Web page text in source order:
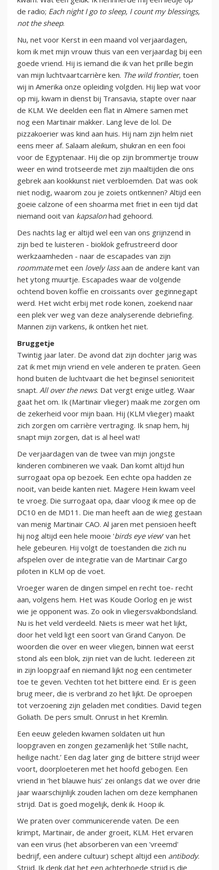
de radio; Each night I go to sleep, I count my blessings,
not the sheep.
Nu, net voor Kerst in een maand vol verjaardagen,
kom ik met mijn vrouw thuis van een verjaardag bij een
goede vriend. Hij is iemand die ik van het prille begin
van mijn luchtvaartcarrière ken. The wild frontier, toen
wij in Amerika onze opleiding volgden. Hij liep wat voor
op mij, kwam in dienst bij Transavia, stapte over naar
de KLM. We deelden een flat in Almere samen met
nog een Martinair makker. Lang leve de lol. De
pizzakoerier was kind aan huis. Hij nam zijn helm niet
eens meer af. Salaam aleikum, shukran en een fooi
voor de Egyptenaar. Hij die op zijn brommertje trouw
weer en wind trotseerde met zijn maaltijden die ons
gebrek aan kookkunst niet verbloemden. Dat was ook
niet nodig, waarom zou je zoiets ontkennen? Altijd een
goeie calzone of een shoarma met friet in een tijd dat
niemand ooit van kapsalonhad gehoord.
Des nachts lag er altijd wel een van ons grijnzend in
zijn bed te luisteren - bioklok gefrustreerd door
werkzaamheden - naar de escapades van zijn
roommatemet een lovely lassaan de andere kant van
het ytong muurtje. Escapades waar de volgende
ochtend boven koffie en croissants over geginnegapt
werd. Het wicht erbij met rode konen, zoekend naar
een plek ver weg van deze analyserende debriefing.
Mannen zijn varkens, ik ontken het niet.
Bruggetje
Twintig jaar later. De avond dat zijn dochter jarig was
zat ik met mijn vriend en vele anderen te praten. Geen
hond buiten de luchtvaart die het beginsel senioriteit
snapt. All over the news. Dat vergt enige uitleg. Waar
gaat het om. Ik (Martinair vlieger) maak me zorgen om
de zekerheid voor mijn baan. Hij (KLM vlieger) maakt
zich zorgen om carrière vertraging. Ik snap hem, hij
snapt mijn zorgen, dat is al heel wat!
De verjaardagen van de twee van mijn jongste
kinderen combineren we vaak. Dan komt altijd hun
surrogaat opa op bezoek. Een echte opa hadden ze
nooit, van beide kanten niet. Magere Hein kwam veel
te vroeg. Die surrogaat opa, daar vloog ik mee op de
DC10 en de MD11. Die man heeft aan de wieg gestaan
van menig Martinair CAO. Al jaren met pensioen heeft
hij nog altijd een hele mooie 'birds eye view' van het
hele gebeuren. Hij volgt de toestanden die zich nu
afspelen over de integratie van de Martinair Cargo
piloten in KLM op de voet.
Vroeger waren de dingen simpel en recht toe- recht
aan, volgens hem. Het was Koude Oorlog en je wist
wie je opponent was. Zo ook in vliegersvakbondsland.
Nu is het veld verdeeld. Niets is meer wat het lijkt,
door het veld ligt een soort van Grand Canyon. De
woorden die over en weer vliegen, binnen wat eerst
stond als een blok, zijn niet van de lucht. Iedereen zit
in zijn loopgraaf en niemand lijkt nog een centimeter
toe te geven. Vechten tot het bittere eind. Er is geen
brug meer, die is verbrand zo het lijkt. De oproepen
tot verzoening zijn geladen met condities. David tegen
Goliath. De pers smult. Onrust in het Kremlin.
Een eeuw geleden kwamen soldaten uit hun
loopgraven en zongen gezamenlijk het ‘Stille nacht,
heilige nacht.’ Een dag later ging de bittere strijd weer
voort, doorploeteren met het hoofd gebogen. Een
vriend in ‘het blauwe huis’ zei onlangs dat we over drie
jaar waarschijnlijk zouden lachen om deze kemphanen
strijd. Dat is goed mogelijk, denk ik. Hoop ik.
We praten over communicerende vaten. De een
krimpt, Martinair, de ander groeit, KLM. Het ervaren
van een virus (het absorberen van een 'vreemd'
bedrijf, een andere cultuur) schept altijd een antibody.
Strijd. Ik denk dat het een achterhoede strijd is die